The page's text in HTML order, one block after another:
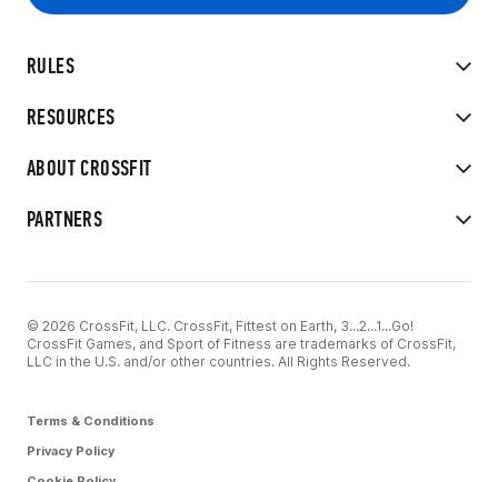
RULES
RESOURCES
ABOUT CROSSFIT
PARTNERS
© 2026 CrossFit, LLC. CrossFit, Fittest on Earth, 3...2...1...Go!
CrossFit Games, and Sport of Fitness are trademarks of CrossFit,
LLC in the U.S. and/or other countries. All Rights Reserved.
Terms & Conditions
Privacy Policy